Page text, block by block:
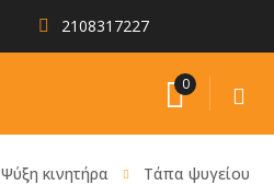
2108317227
0
Ψύξη κινητήρα
Τάπα ψυγείου